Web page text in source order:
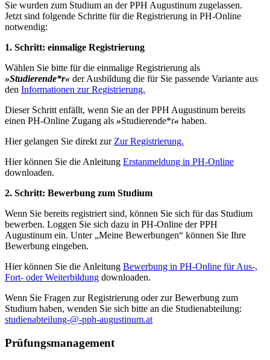
Sie wurden zum Studium an der PPH Augustinum zugelassen.
Jetzt sind folgende Schritte für die Registrierung in PH-Online
notwendig:
1. Schritt: einmalige Registrierung
Wählen Sie bitte für die einmalige Registrierung als
»Studierende*r« der Ausbildung die für Sie passende Variante aus
den Informationen zur Registrierung.
Dieser Schritt enfällt, wenn Sie an der PPH Augustinum bereits
einen PH-Online Zugang als »Studierende*r« haben.
Hier gelangen Sie direkt zur Zur Registrierung.
Hier können Sie die Anleitung Erstanmeldung in PH-Online
downloaden.
2. Schritt: Bewerbung zum Studium
Wenn Sie bereits registriert sind, können Sie sich für das Studium
bewerben. Loggen Sie sich dazu in PH-Online der PPH
Augustinum ein. Unter „Meine Bewerbungen“ können Sie Ihre
Bewerbung eingeben.
Hier können Sie die Anleitung Bewerbung in PH-Online für Aus-,
Fort- oder Weiterbildung downloaden.
Wenn Sie Fragen zur Registrierung oder zur Bewerbung zum
Studium haben, wenden Sie sich bitte an die Studienabteilung:
studienabteilung-@-pph-augustinum.at
Prüfungsmanagement